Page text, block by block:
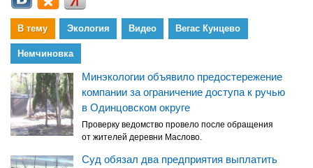
В тему Экология Видео Вегас Кунцево
Немчиновка
Минэкологии объявило предостережение
компании за ограничение доступа к ручью
в Одинцовском округе
Проверку ведомство провело после обращения
от жителей деревни Маслово.
Суд обязал два предприятия выплатить